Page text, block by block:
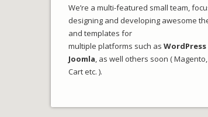
We’re a multi-featured small team,
designing and developing awesome
and templates for
multiple platforms such as WordPress
Joomla, as well others soon (
Cart etc. ).